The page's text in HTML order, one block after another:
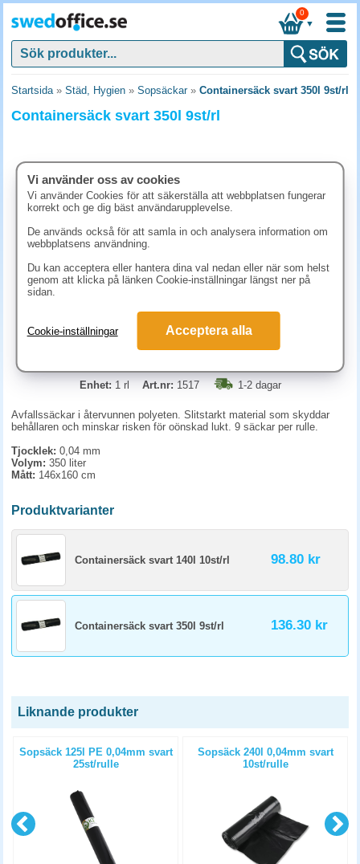
▼
0
Startsida» Städ, Hygien » Sopsäckar» Containersäck svart 350l 9st/rl
Containersäck svart 350l 9st/rl
136.30 kr
KÖP
Enhet: 1 rl Art.nr: 1517 1-2 dagar
Avfallssäckar i återvunnen polyeten. Slitstarkt material som skyddar
behållaren och minskar risken för oönskad lukt. 9 säckar per rulle.
Tjocklek: 0,04 mm
Volym: 350 liter
Mått: 146x160 cm
Produktvarianter
Containersäck svart 140l 10st/rl 98.80 kr
Containersäck svart 350l 9st/rl 136.30 kr
Liknande produkter
Sopsäck 125l PE 0,04mm svart
25st/rulle
Sopsäck 240l 0,04mm svart
10st/rulle
Vi använder oss av cookies
Vi använder Cookies för att säkerställa att webbplatsen fungerar
korrekt och ge dig bäst användarupplevelse.
De används också för att samla in och analysera information om
webbplatsens användning.
Du kan acceptera eller hantera dina val nedan eller när som helst
genom att klicka på länken Cookie-inställningar längst ner på
sidan.
Cookie-inställningar Acceptera alla